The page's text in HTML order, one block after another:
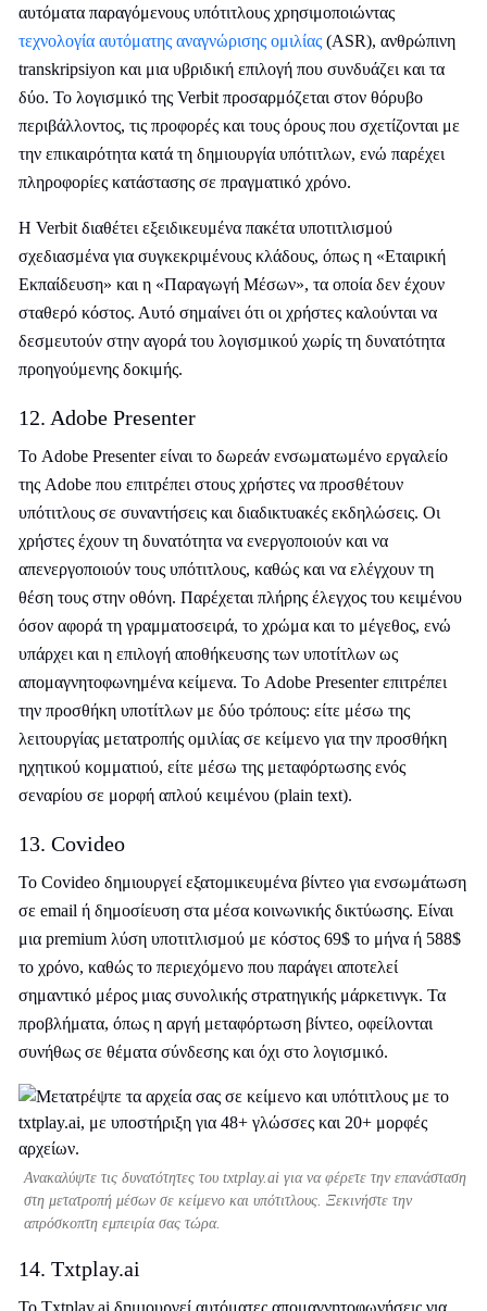
αυτόματα παραγόμενους υπότιτλους χρησιμοποιώντας
τεχνολογία αυτόματης αναγνώρισης ομιλίας (ASR), ανθρώπινη
transkripsiyon και μια υβριδική επιλογή που συνδυάζει και τα
δύο. Το λογισμικό της Verbit προσαρμόζεται στον θόρυβο
περιβάλλοντος, τις προφορές και τους όρους που σχετίζονται με
την επικαιρότητα κατά τη δημιουργία υπότιτλων, ενώ παρέχει
πληροφορίες κατάστασης σε πραγματικό χρόνο.
Η Verbit διαθέτει εξειδικευμένα πακέτα υποτιτλισμού
σχεδιασμένα για συγκεκριμένους κλάδους, όπως η «Εταιρική
Εκπαίδευση» και η «Παραγωγή Μέσων», τα οποία δεν έχουν
σταθερό κόστος. Αυτό σημαίνει ότι οι χρήστες καλούνται να
δεσμευτούν στην αγορά του λογισμικού χωρίς τη δυνατότητα
προηγούμενης δοκιμής.
12. Adobe Presenter
Το Adobe Presenter είναι το δωρεάν ενσωματωμένο εργαλείο
της Adobe που επιτρέπει στους χρήστες να προσθέτουν
υπότιτλους σε συναντήσεις και διαδικτυακές εκδηλώσεις. Οι
χρήστες έχουν τη δυνατότητα να ενεργοποιούν και να
απενεργοποιούν τους υπότιτλους, καθώς και να ελέγχουν τη
θέση τους στην οθόνη. Παρέχεται πλήρης έλεγχος του κειμένου
όσον αφορά τη γραμματοσειρά, το χρώμα και το μέγεθος, ενώ
υπάρχει και η επιλογή αποθήκευσης των υποτίτλων ως
απομαγνητοφωνημένα κείμενα. Το Adobe Presenter επιτρέπει
την προσθήκη υποτίτλων με δύο τρόπους: είτε μέσω της
λειτουργίας μετατροπής ομιλίας σε κείμενο για την προσθήκη
ηχητικού κομματιού, είτε μέσω της μεταφόρτωσης ενός
σεναρίου σε μορφή απλού κειμένου (plain text).
13. Covideo
Το Covideo δημιουργεί εξατομικευμένα βίντεο για ενσωμάτωση
σε email ή δημοσίευση στα μέσα κοινωνικής δικτύωσης. Είναι
μια premium λύση υποτιτλισμού με κόστος 69$ το μήνα ή 588$
το χρόνο, καθώς το περιεχόμενο που παράγει αποτελεί
σημαντικό μέρος μιας συνολικής στρατηγικής μάρκετινγκ. Τα
προβλήματα, όπως η αργή μεταφόρτωση βίντεο, οφείλονται
συνήθως σε θέματα σύνδεσης και όχι στο λογισμικό.
Ανακαλύψτε τις δυνατότητες του txtplay.ai για να φέρετε την επανάσταση
στη μετατροπή μέσων σε κείμενο και υπότιτλους. Ξεκινήστε την
απρόσκοπτη εμπειρία σας τώρα.
14. Txtplay.ai
Το Txtplay.ai δημιουργεί αυτόματες απομαγνητοφωνήσεις για